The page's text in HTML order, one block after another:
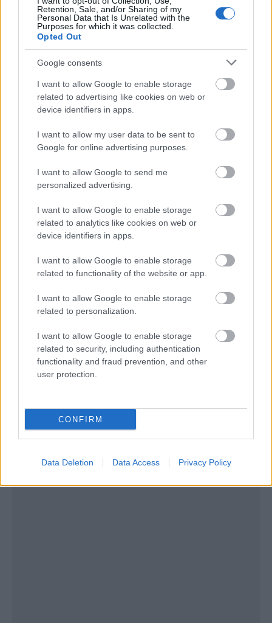
Retention, Sale, and/or Sharing of my
Personal Data that Is Unrelated with the
Purposes for which it was collected.
Opted Out
Google consents
I want to allow Google to enable storage
related to advertising like cookies on web or
device identifiers in apps.
I want to allow my user data to be sent to
Google for online advertising purposes.
I want to allow Google to send me
personalized advertising.
I want to allow Google to enable storage
related to analytics like cookies on web or
device identifiers in apps.
I want to allow Google to enable storage
related to functionality of the website or app.
I want to allow Google to enable storage
related to personalization.
I want to allow Google to enable storage
related to security, including authentication
functionality and fraud prevention, and other
user protection.
CONFIRM
Data Deletion Data Access Privacy Policy
Πόρτο Κάγιο
, είναι ένα ήσυχο, γραφικό λιμανάκι
με βότσαλο και δροσερά νερά. Η παραλία είναι ως
ένα σημείο οργανωμένη, ενώ στον δρόμο θα βρείτε
αρκετά ταβερνάκια με παραδοσιακές μανιάτικες
συνταγές στα μενού τους.